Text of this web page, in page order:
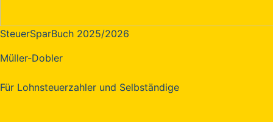
SteuerSparBuch 2025/2026
Müller-Dobler
Für Lohnsteuerzahler und Selbständige